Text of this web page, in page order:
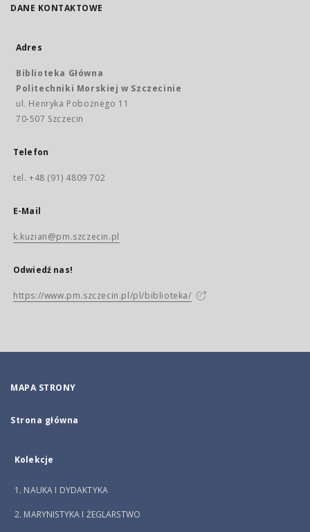
DANE KONTAKTOWE
Adres
Biblioteka Główna
Politechniki Morskiej w Szczecinie
ul. Henryka Pobożnego 11
70-507 Szczecin
Telefon
tel. +48 (91) 4809 702
E-Mail
k.kuzian@pm.szczecin.pl
Odwiedź nas!
https://www.pm.szczecin.pl/pl/biblioteka/
MAPA STRONY
Strona główna
Kolekcje
1. NAUKA I DYDAKTYKA
2. MARYNISTYKA I ŻEGLARSTWO